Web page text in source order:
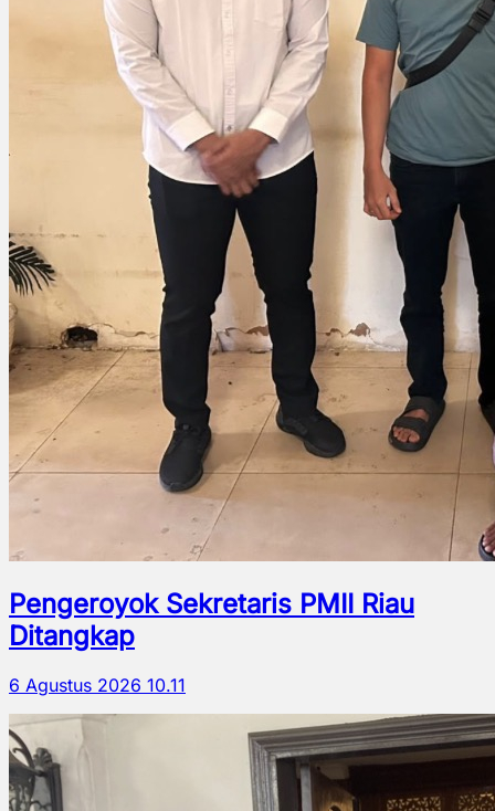
Pengeroyok Sekretaris PMII Riau
Ditangkap
6 Agustus 2026 10.11